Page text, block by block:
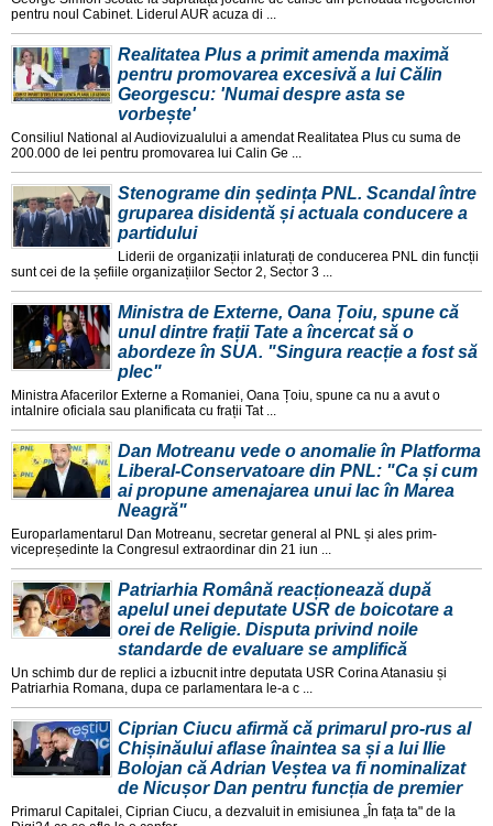
pentru noul Cabinet. Liderul AUR acuza di ...
Realitatea Plus a primit amenda maximă
pentru promovarea excesivă a lui Călin
Georgescu: 'Numai despre asta se
vorbește'
Consiliul National al Audiovizualului a amendat Realitatea Plus cu suma de
200.000 de lei pentru promovarea lui Calin Ge ...
Stenograme din ședința PNL. Scandal între
gruparea disidentă și actuala conducere a
partidului
Liderii de organizații inlaturați de conducerea PNL din funcții
sunt cei de la șefiile organizațiilor Sector 2, Sector 3 ...
Ministra de Externe, Oana Țoiu, spune că
unul dintre frații Tate a încercat să o
abordeze în SUA. "Singura reacție a fost să
plec"
Ministra Afacerilor Externe a Romaniei, Oana Țoiu, spune ca nu a avut o
intalnire oficiala sau planificata cu frații Tat ...
Dan Motreanu vede o anomalie în Platforma
Liberal-Conservatoare din PNL: "Ca și cum
ai propune amenajarea unui lac în Marea
Neagră"
Europarlamentarul Dan Motreanu, secretar general al PNL și ales prim-
vicepreședinte la Congresul extraordinar din 21 iun ...
Patriarhia Română reacționează după
apelul unei deputate USR de boicotare a
orei de Religie. Disputa privind noile
standarde de evaluare se amplifică
Un schimb dur de replici a izbucnit intre deputata USR Corina Atanasiu și
Patriarhia Romana, dupa ce parlamentara le-a c ...
Ciprian Ciucu afirmă că primarul pro-rus al
Chișinăului aflase înaintea sa și a lui Ilie
Bolojan că Adrian Veștea va fi nominalizat
de Nicușor Dan pentru funcția de premier
Primarul Capitalei, Ciprian Ciucu, a dezvaluit in emisiunea „În fața ta" de la